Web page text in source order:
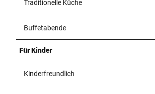
Traditionelle Küche
Buffetabende
Für Kinder
Kinderfreundlich